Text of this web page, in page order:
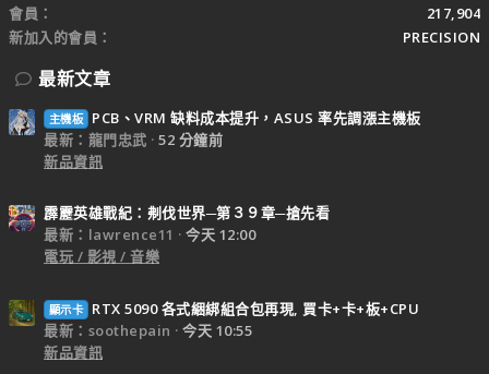
會員
217,904
新加入的會員
PRECISION
最新文章
主機板
PCB、VRM 缺料成本提升，ASUS 率先調漲主機板
最新：龍門忠武
52 分鐘前
新品資訊
霹靂英雄戰紀：刜伐世界─第３９章─搶先看
最新：lawrence11
今天 12:00
電玩 / 影視 / 音樂
顯示卡
RTX 5090 各式綑綁組合包再現, 買卡+卡+板+CPU
最新：soothepain
今天 10:55
新品資訊